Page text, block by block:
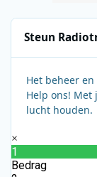
Steun
Het beheer
Help ons! Met
lucht houden.